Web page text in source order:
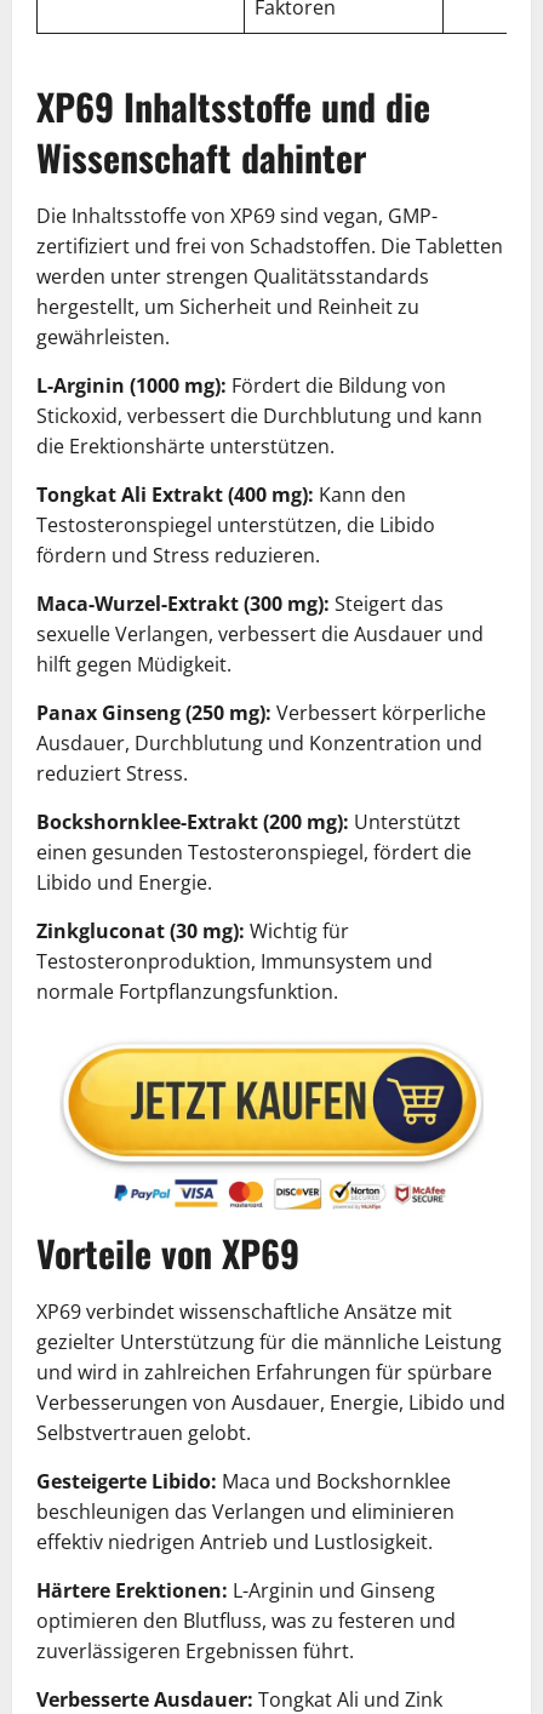
Faktoren
XP69 Inhaltsstoffe und die
Wissenschaft dahinter
Die Inhaltsstoffe von XP69 sind vegan, GMP-
zertifiziert und frei von Schadstoffen. Die Tabletten
werden unter strengen Qualitätsstandards
hergestellt, um Sicherheit und Reinheit zu
gewährleisten.
L-Arginin (1000 mg): Fördert die Bildung von
Stickoxid, verbessert die Durchblutung und kann
die Erektionshärte unterstützen.
Tongkat Ali Extrakt (400 mg): Kann den
Testosteronspiegel unterstützen, die Libido
fördern und Stress reduzieren.
Maca-Wurzel-Extrakt (300 mg): Steigert das
sexuelle Verlangen, verbessert die Ausdauer und
hilft gegen Müdigkeit.
Panax Ginseng (250 mg): Verbessert körperliche
Ausdauer, Durchblutung und Konzentration und
reduziert Stress.
Bockshornklee-Extrakt (200 mg): Unterstützt
einen gesunden Testosteronspiegel, fördert die
Libido und Energie.
Zinkgluconat (30 mg): Wichtig für
Testosteronproduktion, Immunsystem und
normale Fortpflanzungsfunktion.
Vorteile von XP69
XP69 verbindet wissenschaftliche Ansätze mit
gezielter Unterstützung für die männliche Leistung
und wird in zahlreichen Erfahrungen für spürbare
Verbesserungen von Ausdauer, Energie, Libido und
Selbstvertrauen gelobt.
Gesteigerte Libido: Maca und Bockshornklee
beschleunigen das Verlangen und eliminieren
effektiv niedrigen Antrieb und Lustlosigkeit.
Härtere Erektionen: L-Arginin und Ginseng
optimieren den Blutfluss, was zu festeren und
zuverlässigeren Ergebnissen führt.
Verbesserte Ausdauer: Tongkat Ali und Zink